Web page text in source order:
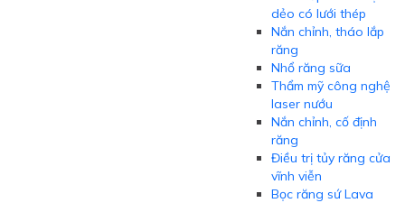
dẻo có lưới thép
Nắn chỉnh, tháo lắp
răng
Nhổ răng sữa
Thẩm mỹ công nghệ
laser nướu
Nắn chỉnh, cố định
răng
Điều trị tủy răng cửa
vĩnh viễn
Bọc răng sứ Lava